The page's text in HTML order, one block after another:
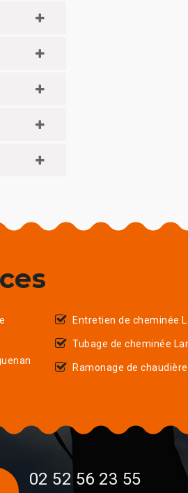
Entretien de cheminée
Tubage de cheminée
Ramonage de
02 52 56 23 55